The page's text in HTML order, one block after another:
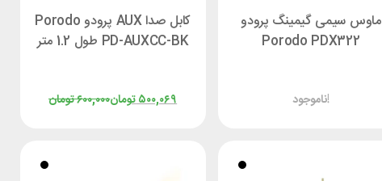
ماوس سیمی گیمینگ پرودو
Porodo PDX322
ناموجود!
کابل صدا AUX پرودو Porodo
PD-AUXCC-BK طول 1.2 متر
تومان۶۰۰,۰۰۰تومان۵۰۰,۰۶۹